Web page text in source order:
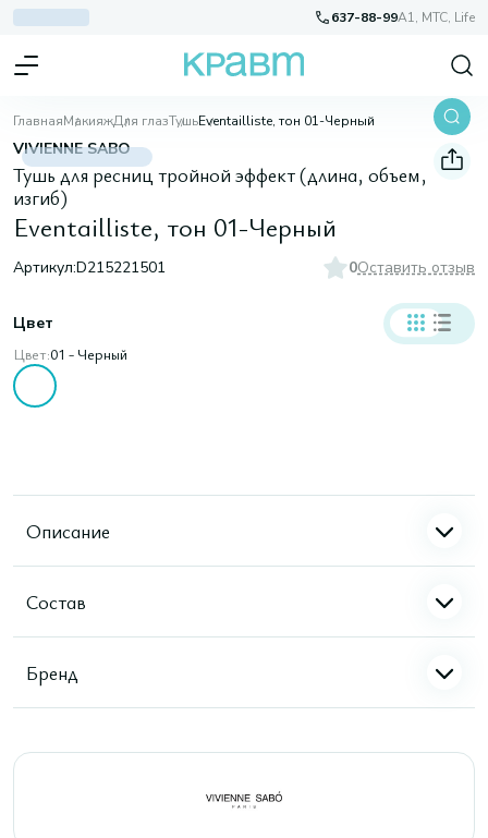
637-88-99A1, МТС, Life
ГлавнаяМакияжДля глазТушьEventailliste, тон 01-Черный
VIVIENNE SABO
Тушь для ресниц тройной эффект (длина, объем,
изгиб)
Eventailliste, тон 01-Черный
Артикул:D215221501 0Оставить отзыв
Цвет
Цвет:01 - Черный
Описание
Состав
Бренд